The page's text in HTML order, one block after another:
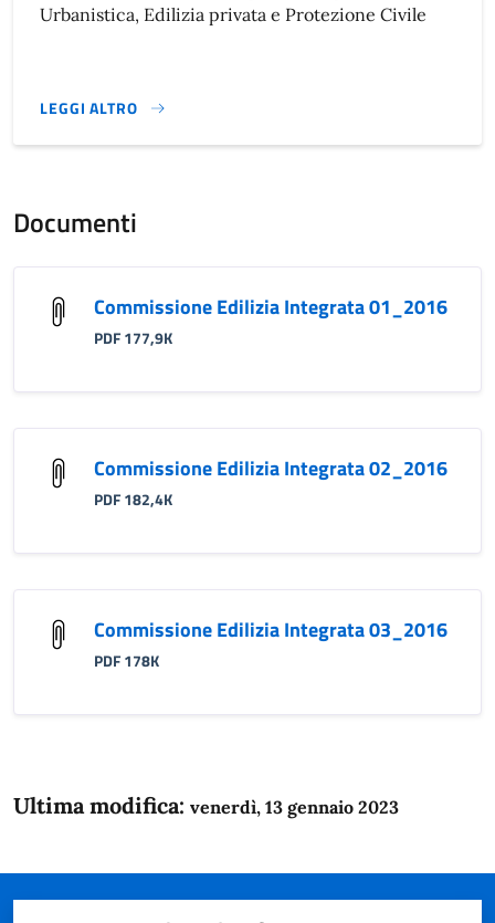
Urbanistica, Edilizia privata e Protezione Civile
LEGGI ALTRO
}
Documenti
Commissione Edilizia Integrata 01_2016
PDF 177,9K
Commissione Edilizia Integrata 02_2016
PDF 182,4K
Commissione Edilizia Integrata 03_2016
PDF 178K
Ultima modifica: venerdì, 13 gennaio 2023